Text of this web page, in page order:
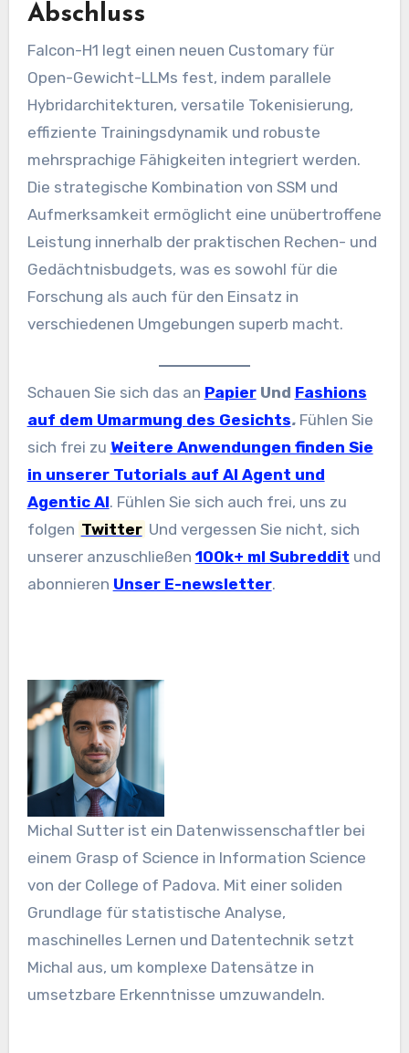
Abschluss
Falcon-H1 legt einen neuen Customary für
Open-Gewicht-LLMs fest, indem parallele
Hybridarchitekturen, versatile Tokenisierung,
effiziente Trainingsdynamik und robuste
mehrsprachige Fähigkeiten integriert werden.
Die strategische Kombination von SSM und
Aufmerksamkeit ermöglicht eine unübertroffene
Leistung innerhalb der praktischen Rechen- und
Gedächtnisbudgets, was es sowohl für die
Forschung als auch für den Einsatz in
verschiedenen Umgebungen superb macht.
Schauen Sie sich das an PapierUnd Fashions
auf dem Umarmung des Gesichts.Fühlen Sie
sich frei zu Weitere Anwendungen finden Sie
in unserer Tutorials auf AI Agent und
Agentic AI. Fühlen Sie sich auch frei, uns zu
folgen Twitter Und vergessen Sie nicht, sich
unserer anzuschließen 100k+ ml Subreddit und
abonnieren Unser E-newsletter.
Michal Sutter ist ein Datenwissenschaftler bei
einem Grasp of Science in Information Science
von der College of Padova. Mit einer soliden
Grundlage für statistische Analyse,
maschinelles Lernen und Datentechnik setzt
Michal aus, um komplexe Datensätze in
umsetzbare Erkenntnisse umzuwandeln.